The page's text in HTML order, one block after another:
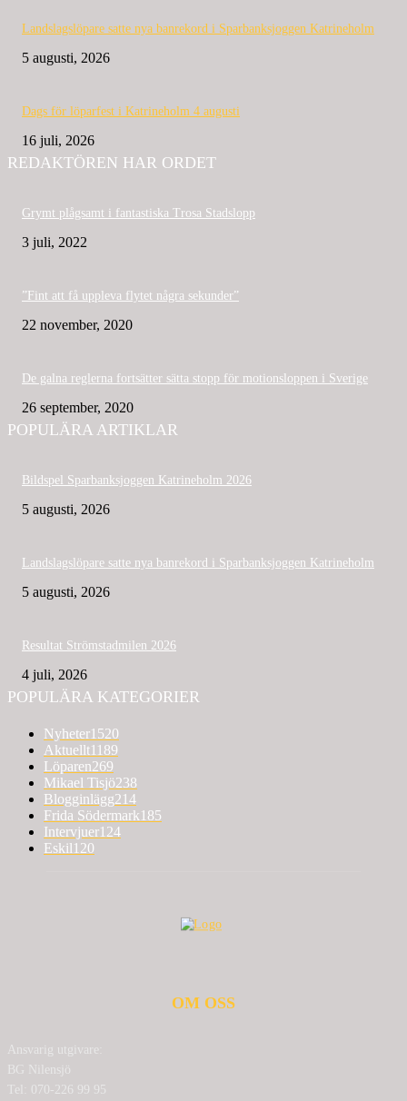
Landslagslöpare satte nya banrekord i Sparbanksjoggen Katrineholm
5 augusti, 2026
Dags för löparfest i Katrineholm 4 augusti
16 juli, 2026
REDAKTÖREN HAR ORDET
Grymt plågsamt i fantastiska Trosa Stadslopp
3 juli, 2022
”Fint att få uppleva flytet några sekunder”
22 november, 2020
De galna reglerna fortsätter sätta stopp för motionsloppen i Sverige
26 september, 2020
POPULÄRA ARTIKLAR
Bildspel Sparbanksjoggen Katrineholm 2026
5 augusti, 2026
Landslagslöpare satte nya banrekord i Sparbanksjoggen Katrineholm
5 augusti, 2026
Resultat Strömstadmilen 2026
4 juli, 2026
POPULÄRA KATEGORIER
Nyheter1520
Aktuellt1189
Löparen269
Mikael Tisjö238
Blogginlägg214
Frida Södermark185
Intervjuer124
Eskil120
OM OSS
Ansvarig utgivare:
BG Nilensjö
Tel: 070-226 99 95